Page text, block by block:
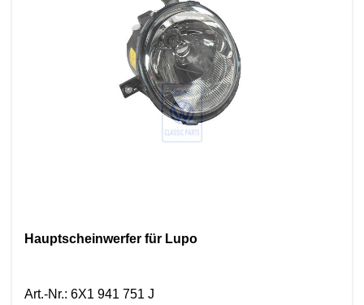
Hauptscheinwerfer für Lupo
Art.-Nr.: 6X1 941 751 J